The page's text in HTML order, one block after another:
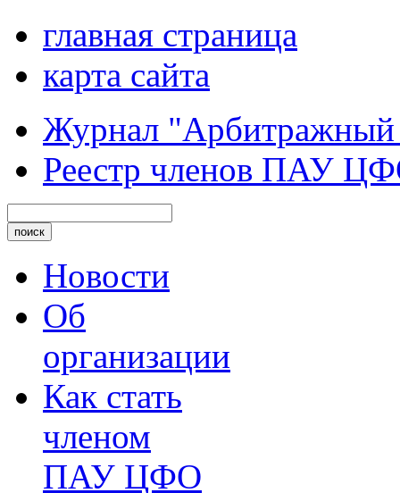
главная страница
карта сайта
Журнал
Реестр членов ПАУ
Новости
Об
организации
Как стать
членом
ПАУ ЦФО